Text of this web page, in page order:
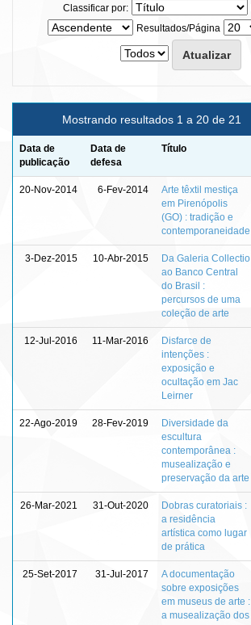
Classificar por:
Resultados/Página
Mostrando resultados 1 a 20 de 21
Data de
publicação
Data de
defesa
Título
20-Nov-2014 6-Fev-2014
Arte têxtil mestiça
em Pirenópolis
(GO) : tradição e
contemporaneidade
3-Dez-2015 10-Abr-2015
Da Galeria Collectio
ao Banco Central
do Brasil :
percursos de uma
coleção de arte
12-Jul-2016 11-Mar-2016
Disfarce de
intenções :
exposição e
ocultação em Jac
Leirner
22-Ago-2019 28-Fev-2019
Diversidade da
escultura
contemporânea :
musealização e
preservação da arte
26-Mar-2021 31-Out-2020
Dobras curatoriais :
a residência
artística como lugar
de prática
25-Set-2017 31-Jul-2017
A documentação
sobre exposições
em museus de arte :
a musealização dos